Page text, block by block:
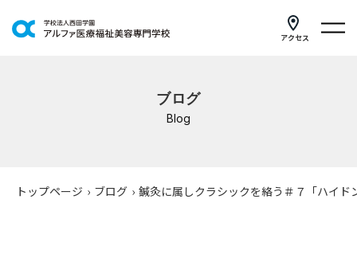
アクセス
ブログ
Blog
トップページ › ブログ › 鍼灸に属しクラシックを絡う＃７「ハイド